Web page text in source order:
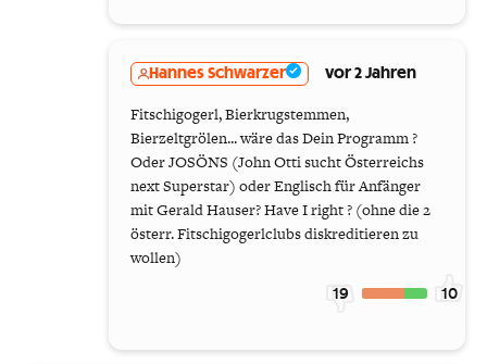
Hannes Schwarzer vor 2 Jahren
Fitschigogerl, Bierkrugstemmen,
Bierzeltgrölen... wäre das Dein Programm ?
Oder JOSÖNS (John Otti sucht Österreichs
next Superstar) oder Englisch für Anfänger
mit Gerald Hauser? Have I right ? (ohne die 2
österr. Fitschigogerlclubs diskreditieren zu
wollen)
19 10